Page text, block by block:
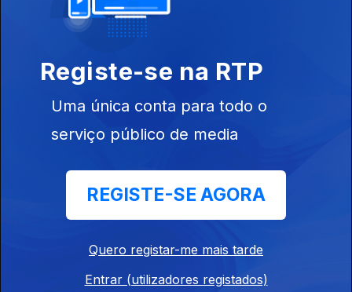
Diálogo
Ação
Registe-se na RTP
Uma única conta para todo o
serviço público de media
REGISTE-SE AGORA
Quero registar-me mais tarde
Entrar (utilizadores registados)